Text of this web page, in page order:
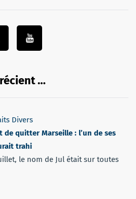
…
Divers
de quitter Marseille : l’un de ses
trahi
le nom de Jul était sur toutes